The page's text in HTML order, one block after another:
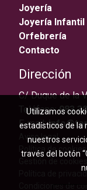
Joyería
Joyería Infantil
Orfebrería
Contacto
Dirección
C/ Duque de la
Teléfono:983
E-mail:
Aviso legal
Política de cookies
Política de
Utilizamos
estadísticos de la
nuestros
través del botón